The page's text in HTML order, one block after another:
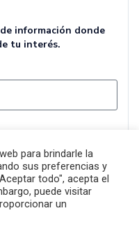
información donde
tu interés.
para brindarle la
sus preferencias y
todo", acepta el
puede visitar
un